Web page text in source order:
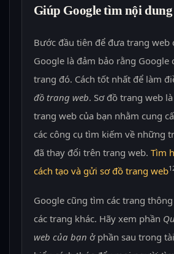
Giúp Google tìm nội
Bước đầu tiên để đưa trang web
Google là đảm bảo rằng Google
trang đó. Cách tốt nhất để làm
đồ trang web. Sơ đồ trang web
trang web của bạn nhằm cung
các công cụ tìm kiếm về những
đã thay đổi trên trang web. Tìm
cách tạo và gửi sơ đồ trang web
Google cũng tìm các trang
các trang khác. Hãy xem phần
web của bạn ở phần sau trong